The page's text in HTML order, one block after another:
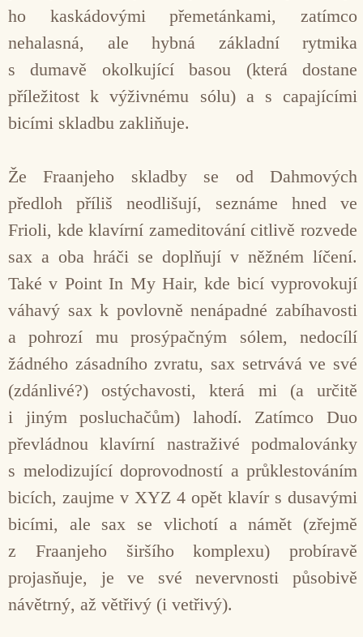
ho kaskádovými přemetánkami, zatímco
nehalasná, ale hybná základní rytmika
s dumavě okolkující basou (která dostane
příležitost k výživnému sólu) a s capajícími
bicími skladbu zakliňuje.
Že Fraanjeho skladby se od Dahmových
předloh příliš neodlišují, seznáme hned ve
Frioli, kde klavírní zameditování citlivě rozvede
sax a oba hráči se doplňují v něžném líčení.
Také v Point In My Hair, kde bicí vyprovokují
váhavý sax k povlovně nenápadné zabíhavosti
a pohrozí mu prosýpačným sólem, nedocílí
žádného zásadního zvratu, sax setrvává ve své
(zdánlivé?) ostýchavosti, která mi (a určitě
i jiným posluchačům) lahodí. Zatímco Duo
převládnou klavírní nastraživé podmalovánky
s melodizující doprovodností a průklestováním
bicích, zaujme v XYZ 4 opět klavír s dusavými
bicími, ale sax se vlichotí a námět (zřejmě
z Fraanjeho širšího komplexu) probíravě
projasňuje, je ve své nevervnosti působivě
návětrný, až větřivý (i vetřivý).